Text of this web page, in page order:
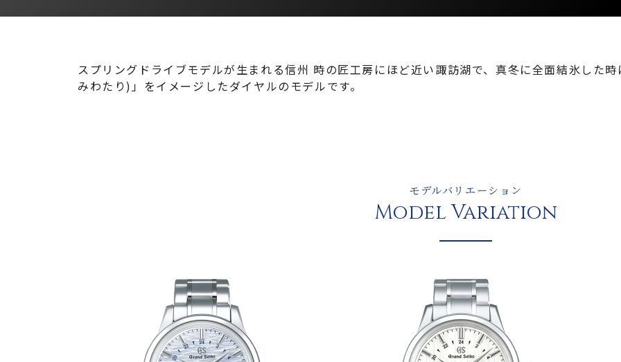
スプリングドライブモデルが生まれる信州 時の匠工房にほど近い諏訪湖で、真冬に全面結氷した
みわたり)」をイメージしたダイヤルのモデルです。
モデルバリエーション
Model Variation